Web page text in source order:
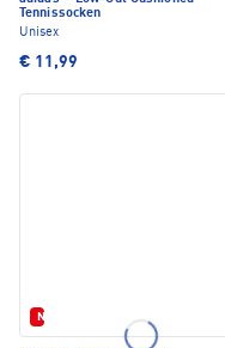
Tennissocken
Unisex
€ 11,99
Neu